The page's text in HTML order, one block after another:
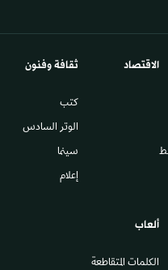
الاقتصاد ثقافة وفنون
كتب
الوتر السادس​
سينما
إعلام
ألعاب
الكلمات المتقاطعة